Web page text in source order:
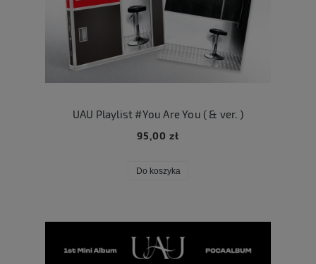
UAU Playlist #You Are You ( & ver. )
95,00 zł
Do koszyka